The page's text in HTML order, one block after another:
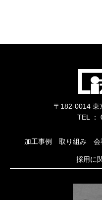
〒182-0014 東
TEL ：
加工事例 取り組み 会
採用に